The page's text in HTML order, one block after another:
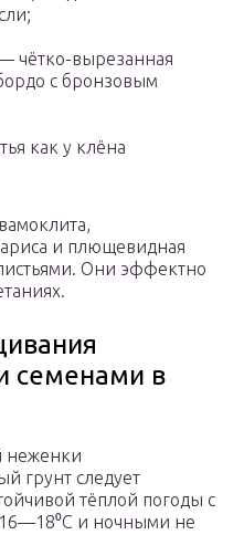
чётко-вырезанная
с бронзовым
как у клёна
и плющевидная
Они эффектно
семенами в
неженки
грунт следует
тёплой погоды с
и ночными не